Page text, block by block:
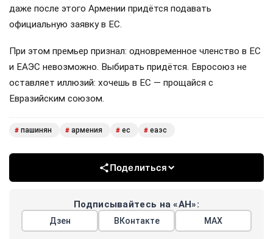
даже после этого Армении придётся подавать
официальную заявку в ЕС.
При этом премьер признал: одновременное членство в ЕС
и ЕАЭС невозможно. Выбирать придётся. Евросоюз не
оставляет иллюзий: хочешь в ЕС — прощайся с
Евразийским союзом.
# пашинян # армения # ес # еаэс
Поделиться
Подписывайтесь на «АН»:
Дзен ВКонтакте МАХ